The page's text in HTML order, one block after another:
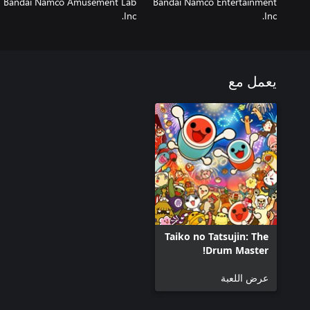
Inc.
Inc.
يعمل مع
Taiko no Tatsujin: The
Drum Master!
عرض اللعبة